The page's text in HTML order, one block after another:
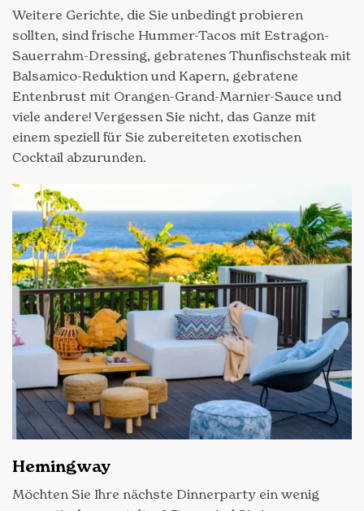
Weitere Gerichte, die Sie unbedingt probieren
sollten, sind frische Hummer-Tacos mit Estragon-
Sauerrahm-Dressing, gebratenes Thunfischsteak mit
Balsamico-Reduktion und Kapern, gebratene
Entenbrust mit Orangen-Grand-Marnier-Sauce und
viele andere! Vergessen Sie nicht, das Ganze mit
einem speziell für Sie zubereiteten exotischen
Cocktail abzurunden.
Hemingway
Möchten Sie Ihre nächste Dinnerparty ein wenig